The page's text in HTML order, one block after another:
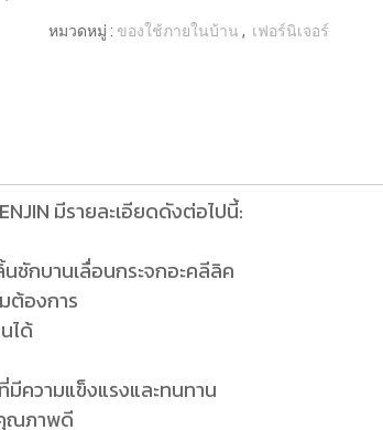
หมวดหมู่ : ของใช้ภายในบ้าน , เฟอร์นิเจอร์
มีรายละเอียดดังต่อไปนี้:
ชักบานเลื่อนกระจกอะคลีลิค
ต้องการ
ได้
มีความแข็งแรงและทนทาน
ณภาพดี